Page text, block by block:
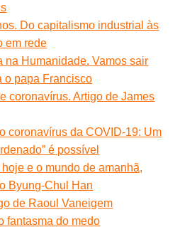
Do capitalismo industrial às
em rede
na Humanidade. Vamos sair
o papa Francisco
coronavírus. Artigo de James
coronavírus da COVID-19: Um
é possível
e o mundo de amanhã,
Byung-Chul Han
de Raoul Vaneigem
fantasma do medo